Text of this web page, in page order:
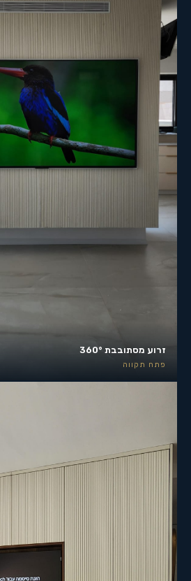
זרוע מסתובבת 360°
פתח תקווה